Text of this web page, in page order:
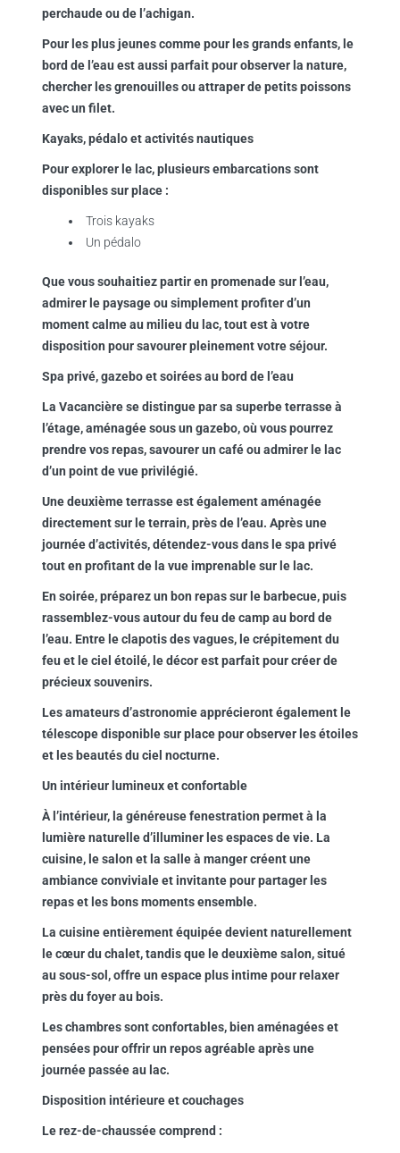
perchaude ou de l’achigan.
Pour les plus jeunes comme pour les grands enfants, le
bord de l’eau est aussi parfait pour observer la nature,
chercher les grenouilles ou attraper de petits poissons
avec un filet.
Kayaks, pédalo et activités nautiques
Pour explorer le lac, plusieurs embarcations sont
disponibles sur place :
Trois kayaks
Un pédalo
Que vous souhaitiez partir en promenade sur l’eau,
admirer le paysage ou simplement profiter d’un
moment calme au milieu du lac, tout est à votre
disposition pour savourer pleinement votre séjour.
Spa privé, gazebo et soirées au bord de l’eau
La Vacancière se distingue par sa superbe terrasse à
l’étage, aménagée sous un gazebo, où vous pourrez
prendre vos repas, savourer un café ou admirer le lac
d’un point de vue privilégié.
Une deuxième terrasse est également aménagée
directement sur le terrain, près de l’eau. Après une
journée d’activités, détendez-vous dans le spa privé
tout en profitant de la vue imprenable sur le lac.
En soirée, préparez un bon repas sur le barbecue, puis
rassemblez-vous autour du feu de camp au bord de
l’eau. Entre le clapotis des vagues, le crépitement du
feu et le ciel étoilé, le décor est parfait pour créer de
précieux souvenirs.
Les amateurs d’astronomie apprécieront également le
télescope disponible sur place pour observer les étoiles
et les beautés du ciel nocturne.
Un intérieur lumineux et confortable
À l’intérieur, la généreuse fenestration permet à la
lumière naturelle d’illuminer les espaces de vie. La
cuisine, le salon et la salle à manger créent une
ambiance conviviale et invitante pour partager les
repas et les bons moments ensemble.
La cuisine entièrement équipée devient naturellement
le cœur du chalet, tandis que le deuxième salon, situé
au sous-sol, offre un espace plus intime pour relaxer
près du foyer au bois.
Les chambres sont confortables, bien aménagées et
pensées pour offrir un repos agréable après une
journée passée au lac.
Disposition intérieure et couchages
Le rez-de-chaussée comprend :